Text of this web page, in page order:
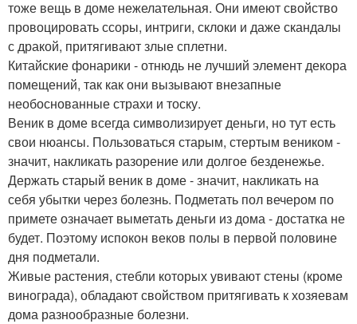
тоже вещь в доме нежелательная. Они имеют свойство
провоцировать ссоры, интриги, склоки и даже скандалы
с дракой, притягивают злые сплетни.
Китайские фонарики - отнюдь не лучший элемент декора
помещений, так как они вызывают внезапные
необоснованные страхи и тоску.
Веник в доме всегда символизирует деньги, но тут есть
свои нюансы. Пользоваться старым, стертым веником -
значит, накликать разорение или долгое безденежье.
Держать старый веник в доме - значит, накликать на
себя убытки через болезнь. Подметать пол вечером по
примете означает выметать деньги из дома - достатка не
будет. Поэтому испокон веков полы в первой половине
дня подметали.
Живые растения, стебли которых увивают стены (кроме
винограда), обладают свойством притягивать к хозяевам
дома разнообразные болезни.